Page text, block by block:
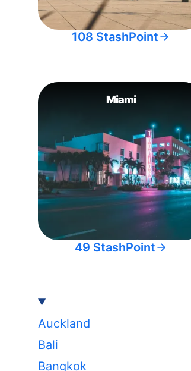
108 StashPoint
Miami
49 StashPoint
Auckland
Bali
Bangkok